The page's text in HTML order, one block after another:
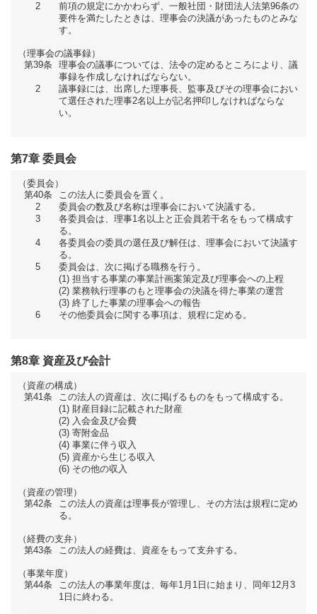
2
前項の規定にかかわらず、一般社団・財団法人法第96条の
要件を満たしたときは、理事会の決議があったものとみな
す。
（理事会の議事録）
第39条
理事会の議事については、法令の定めるところにより、議
事録を作成しなければならない。
2
議事録には、出席した理事長、監事及びその理事会におい
て選任された理事2名以上が記名押印しなければならな
い。
第7章 委員会
（委員会）
第40条
この法人に委員会を置く。
2
委員会の数及び名称は理事会において決議する。
3
各委員会は、理事1名以上と正会員若干名をもって構成す
る。
4
各委員会の委員の選任及び解任は、理事会において決議す
る。
5
委員会は、次に掲げる職務を行う。
担当する事業の事業計画案策定及び理事会への上程
業務執行理事のもと理事会の決議を得た事業の運営
終了した事業の理事会への報告
6
その他委員会に関する事項は、規程に定める。
第8章 資産及び会計
（資産の構成）
第41条
この法人の資産は、次に掲げるものをもって構成する。
財産目録に記載された財産
入会金及び会費
寄附金品
事業に伴う収入
資産から生じる収入
その他の収入
（資産の管理）
第42条
この法人の資産は理事長が管理し、その方法は規程に定め
る。
（経費の支弁）
第43条
この法人の経費は、資産をもって支弁する。
（事業年度）
第44条
この法人の事業年度は、毎年1月1日に始まり、同年12月3
1日に終わる。